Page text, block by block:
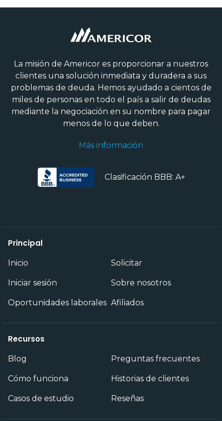
La misión de Americor es proporcionar a nuestros
clientes una solución inmediata y duradera a sus
problemas de deuda. Hemos ayudado a cientos de
miles de personas en todo el país a salir de deudas
mediante la negociación en su nombre para pagar
menos de lo que deben.
Más información
Clasificación BBB: A+
Principal
Inicio Solicitar
Iniciar sesión Sobre nosotros
Oportunidades laborales Afiliados
Recursos
Blog Preguntas frecuentes
Cómo funciona Historias de clientes
Casos de estudio Reseñas